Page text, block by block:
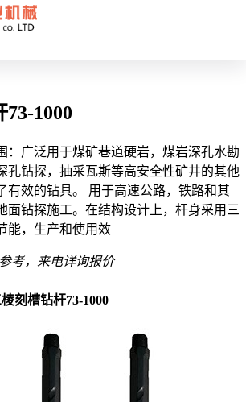
1000
：广泛用于煤矿巷道硬岩，煤岩深孔水勘
孔钻探，抽采瓦斯等高安全性矿井的其他
有效的钻具。 用于高速公路，铁路和其
面钻探施工。在结构设计上，杆身采用三
能，生产和使用效
考，来电详询报价
刻槽钻杆73-1000